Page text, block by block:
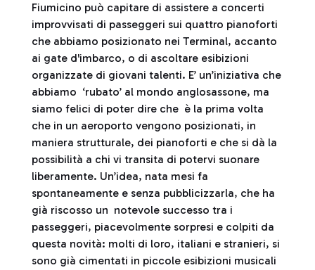
Fiumicino può capitare di assistere a concerti
improvvisati di passeggeri sui quattro pianoforti
che abbiamo posizionato nei Terminal, accanto
ai gate d'imbarco, o di ascoltare esibizioni
organizzate di giovani talenti. E’ un’iniziativa che
abbiamo ‘rubato’ al mondo anglosassone, ma
siamo felici di poter dire che è la prima volta
che in un aeroporto vengono posizionati, in
maniera strutturale, dei pianoforti e che si dà la
possibilità a chi vi transita di potervi suonare
liberamente. Un’idea, nata mesi fa
spontaneamente e senza pubblicizzarla, che ha
già riscosso un notevole successo tra i
passeggeri, piacevolmente sorpresi e colpiti da
questa novità: molti di loro, italiani e stranieri, si
sono già cimentati in piccole esibizioni musicali